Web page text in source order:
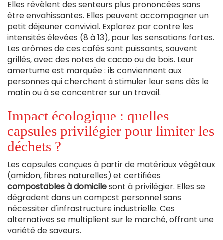
Elles révèlent des senteurs plus prononcées sans
être envahissantes. Elles peuvent accompagner un
petit déjeuner convivial. Explorez par contre les
intensités élevées (8 à 13), pour les sensations fortes.
Les arômes de ces cafés sont puissants, souvent
grillés, avec des notes de cacao ou de bois. Leur
amertume est marquée : ils conviennent aux
personnes qui cherchent à stimuler leur sens dès le
matin ou à se concentrer sur un travail.
Impact écologique : quelles
capsules privilégier pour limiter les
déchets ?
Les capsules conçues à partir de matériaux végétaux
(amidon, fibres naturelles) et certifiées
compostables à domicilesont à privilégier. Elles se
dégradent dans un compost personnel sans
nécessiter d'infrastructure industrielle. Ces
alternatives se multiplient sur le marché, offrant une
variété de saveurs.